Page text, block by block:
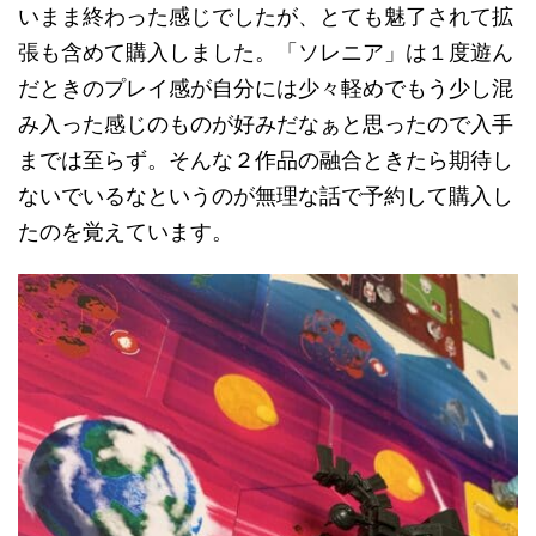
いまま終わった感じでしたが、とても魅了されて拡
張も含めて購入しました。「ソレニア」は１度遊ん
だときのプレイ感が自分には少々軽めでもう少し混
み入った感じのものが好みだなぁと思ったので入手
までは至らず。そんな２作品の融合ときたら期待し
ないでいるなというのが無理な話で予約して購入し
たのを覚えています。